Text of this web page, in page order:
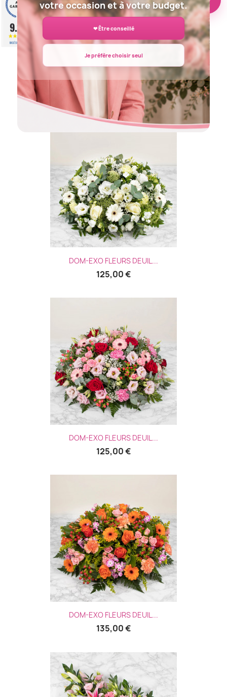
DOM-EXO FLEURS DEUIL...
125,00 €
DOM-EXO FLEURS DEUIL...
125,00 €
DOM-EXO FLEURS DEUIL...
125,00 €
DOM-EXO FLEURS DEUIL...
135,00 €
votre occasion et à votre budget.
❤ Être conseillé
Je préfère choisir seul
9.2/10
BASÉ SUR 943 AVIS